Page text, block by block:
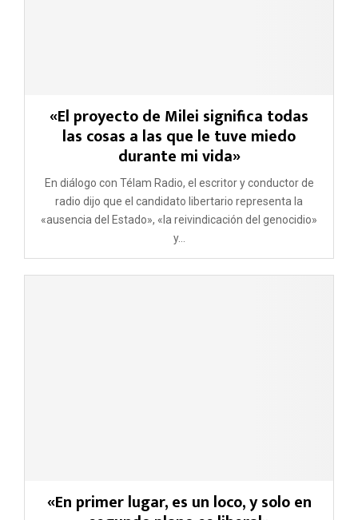
«El proyecto de Milei significa todas
las cosas a las que le tuve miedo
durante mi vida»
En diálogo con Télam Radio, el escritor y conductor de
radio dijo que el candidato libertario representa la
«ausencia del Estado», «la reivindicación del genocidio»
y...
«En primer lugar, es un loco, y solo en